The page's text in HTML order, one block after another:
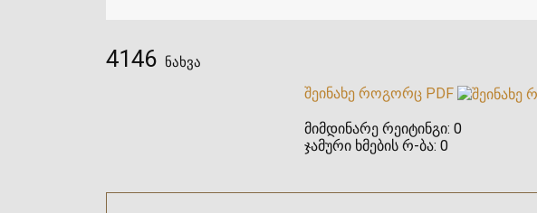
შეინახე როგორც PDF
მიმდინარე რეიტინგი: 0
ჯამური ხმების რ-ბა: 0
4146 ნახვა